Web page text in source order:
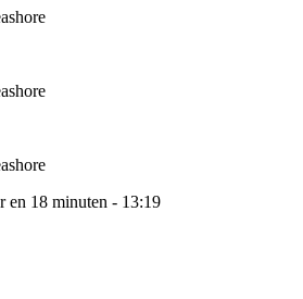
en 18 minuten - 13:19